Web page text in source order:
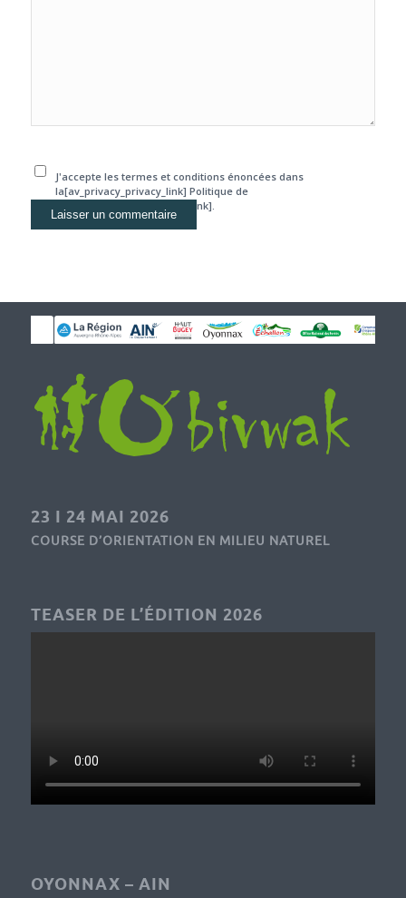
J'accepte les termes et conditions énoncées dans
la[av_privacy_privacy_link] Politique de
confidentialité[/av_privacy_link].
23 I 24 MAI 2026
COURSE D’ORIENTATION EN MILIEU NATUREL
TEASER DE L’ÉDITION 2026
OYONNAX – AIN